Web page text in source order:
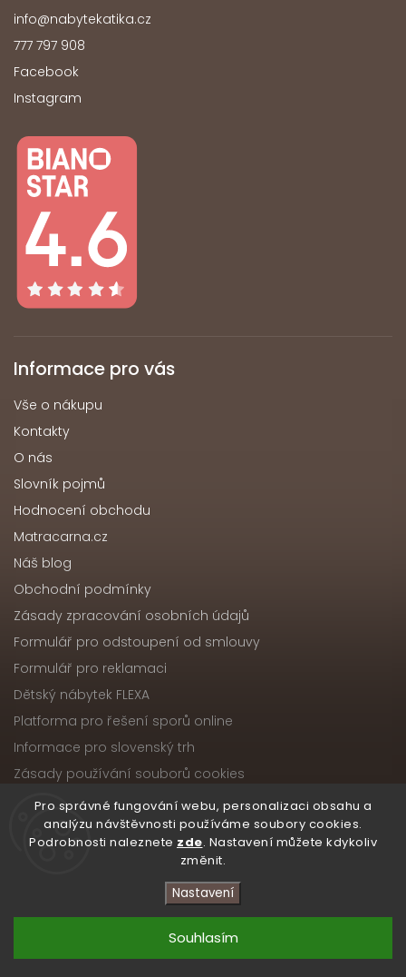
Pro správné fungování webu, personalizaci obsahu a
analýzu návštěvnosti používáme soubory cookies.
Podrobnosti naleznete zde. Nastavení můžete kdykoliv
změnit.
Nastavení
Souhlasím
info@nabytekatika.cz
777 797 908
Facebook
Instagram
Informace pro vás
Vše o nákupu
Kontakty
O nás
Slovník pojmů
Hodnocení obchodu
Matracarna.cz
Náš blog
Obchodní podmínky
Zásady zpracování osobních údajů
Formulář pro odstoupení od smlouvy
Formulář pro reklamaci
Dětský nábytek FLEXA
Platforma pro řešení sporů online
Informace pro slovenský trh
Zásady používání souborů cookies
Copyright 2026Nábytek ATIKA, s.r.o.. Všechna práva
vyhrazena.
Upravit nastavení cookies